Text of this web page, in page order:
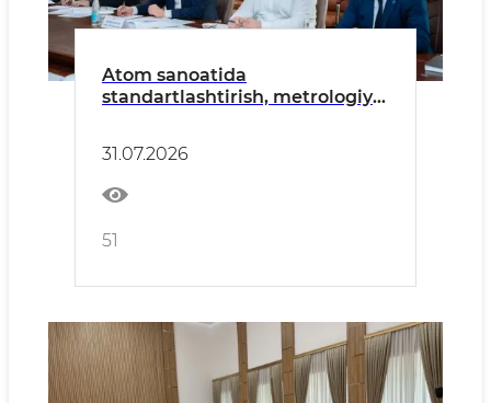
Atom sanoatida
standartlashtirish, metrologiya
yig‘ilish bo‘lib o‘tdi
31.07.2026
51